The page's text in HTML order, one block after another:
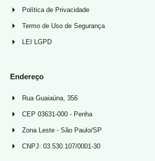
Política de Privacidade
Termo de Uso de Segurança
LEI LGPD
Endereço
Rua Guaiaúna, 356
CEP 03631-000 - Penha
Zona Leste - São Paulo/SP
CNPJ: 03.530.107/0001-30